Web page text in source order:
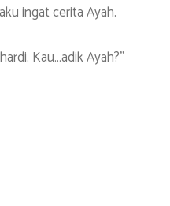
ingat cerita Ayah.
Kau…adik Ayah?”